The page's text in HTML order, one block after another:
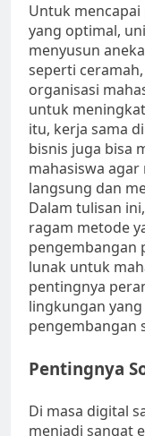
Untuk
yang optimal,
menyusun
seperti
organisasi
untuk
itu, kerja sama
bisnis juga bisa
mahasiswa
langsung dan
Dalam tulisan
ragam metode
pengembangan
lunak untuk
pentingnya
lingkungan
pengembangan
Pentingnya
Di masa digital
menjadi sangat